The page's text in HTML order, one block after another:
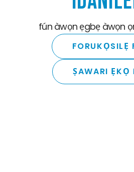
fún àwọn ẹgbẹ àwọn
FORUKỌSILẸ
ṢAWARI ẸKỌ